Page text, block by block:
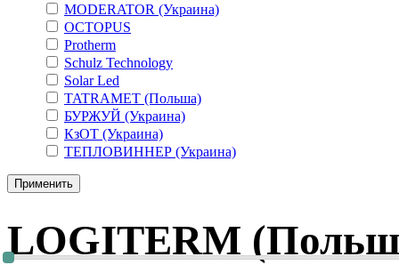
MODERATOR (Украина)
OCTOPUS
Protherm
Schulz Technology
Solar Led
TATRAMET (Польша)
БУРЖУЙ (Украина)
КзОТ (Украина)
ТЕПЛОВИННЕР (Украина)
LOGITERM